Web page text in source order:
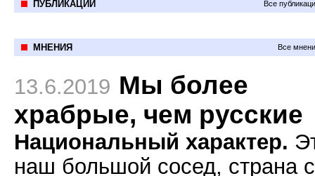
ПУБЛИКАЦИИ Все
МНЕНИЯ Все
13.6.2019 Мы более
храбрые, чем русские
Национальный характер.
наш большой сосед, страна с